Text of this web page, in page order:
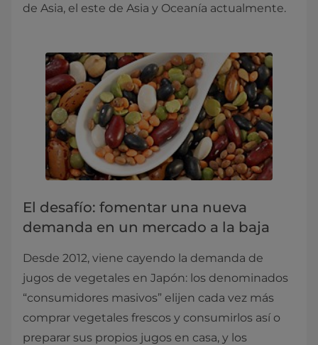
de Asia, el este de Asia y Oceanía actualmente.
El desafío: fomentar una nueva
demanda en un mercado a la baja
Desde 2012, viene cayendo la demanda de
jugos de vegetales en Japón: los denominados
“consumidores masivos” elijen cada vez más
comprar vegetales frescos y consumirlos así o
preparar sus propios jugos en casa, y los